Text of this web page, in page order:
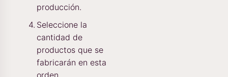
producción.
Seleccione la
cantidad de
productos que se
fabricarán en esta
orden.